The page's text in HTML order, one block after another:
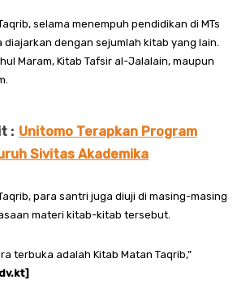
selama menempuh pendidikan di MTs
diajarkan dengan sejumlah kitab yang lain.
Maram, Kitab Tafsir al-Jalalain, maupun
: Unitomo Terapkan Program
Sivitas Akademika
para santri juga diuji di masing-masing
materi kitab-kitab tersebut.
terbuka adalah Kitab Matan Taqrib,”